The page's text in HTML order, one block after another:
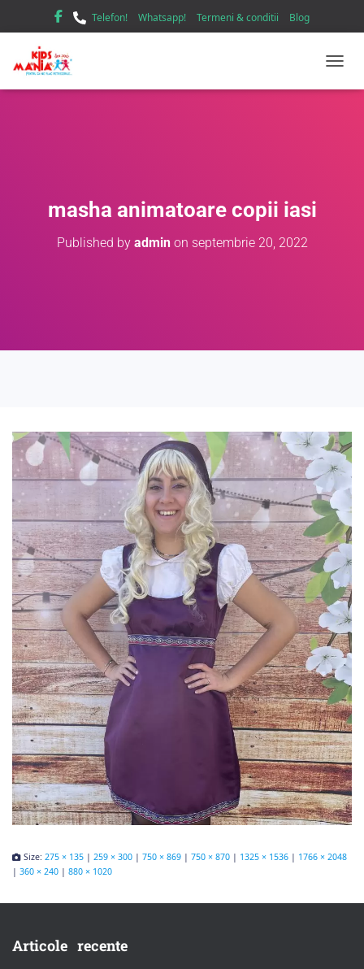
Telefon! Whatsapp! Termeni & conditii Blog
masha animatoare copii iasi
Published by adminon septembrie 20, 2022
Size: 275 × 135 | 259 × 300 | 750 × 869 | 750 × 870 | 1325 × 1536 | 1766 × 2048
| 360 × 240 | 880 × 1020
Articole recente